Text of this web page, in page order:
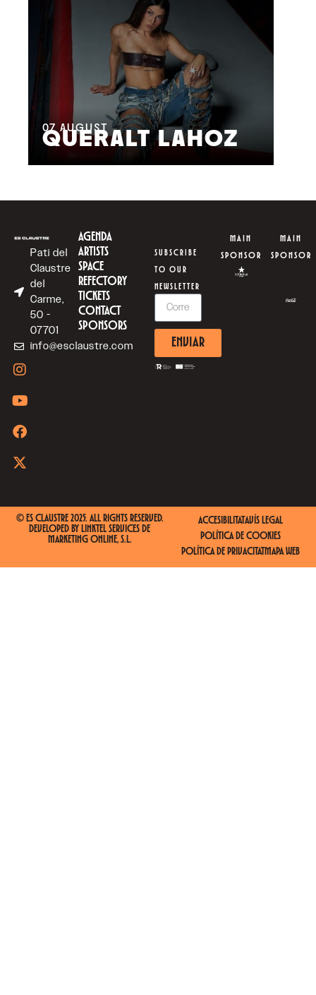
07 AUGUST
QUERALT LAHOZ
Pati del
Claustre
del
Carme,
50 -
07701
info@esclaustre.com
AGENDA
ARTISTS
SPACE
REFECTORY
TICKETS
CONTACT
SPONSORS
SUBSCRIBE
TO OUR
NEWSLETTER
ENVIAR
MAIN
SPONSOR
MAIN
SPONSOR
© ES CLAUSTRE 2025. ALL RIGHTS RESERVED.
DEVELOPED BY LINKTEL SERVICES DE
MARKETING ONLINE, S.L.
ACCESIBILITAT AVÍS LEGAL
POLÍTICA DE COOKIES
POLÍTICA DE PRIVACITAT MAPA WEB